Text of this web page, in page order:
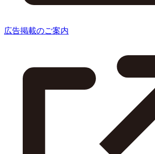
広告掲載のご案内